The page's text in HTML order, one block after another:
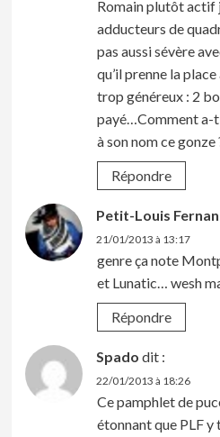
Romain plutôt actif
adducteurs de
pas aussi sévère
qu’il prenne la
trop généreux : 2
payé…Comment a-
à son nom ce gonze
Répondre
Petit-Louis
21/01/2013 à 13:17
genre ça note
et Lunatic… wesh
Répondre
Spado dit :
22/01/2013 à 18:26
Ce pamphlet de
étonnant que PLF